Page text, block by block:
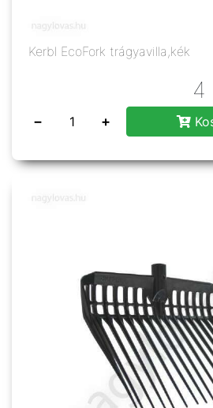
Kerbl EcoFork trágyavilla,kék
4
− +